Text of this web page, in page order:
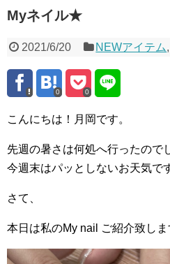
Myネイル★
2021/6/20 NEWアイテム,
0 0
こんにちは！月岡です。
先週の暑さは何処へ行ったので
今週末はパッとしないお天気で
さて、
本日は私のMy nail ご紹介致しま